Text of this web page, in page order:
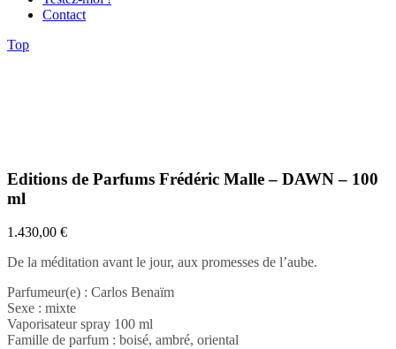
Contact
Top
Editions de Parfums Frédéric Malle – DAWN – 100
ml
1.430,00 €
De la méditation avant le jour, aux promesses de l’aube.
Parfumeur(e) : Carlos Benaïm
Sexe : mixte
Vaporisateur spray 100 ml
Famille de parfum : boisé, ambré, oriental